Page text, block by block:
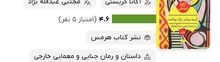
آگاتا کریستی
مجتبی عبدالله نژاد
۴.۶ (امتیاز ۵ نفر)
نشر کتاب هرمس
داستان و رمان جنایی و معمایی خارجی